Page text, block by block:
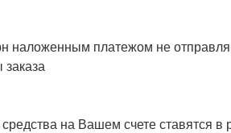
наложенным платежом не
на Вашем счете ставятся в